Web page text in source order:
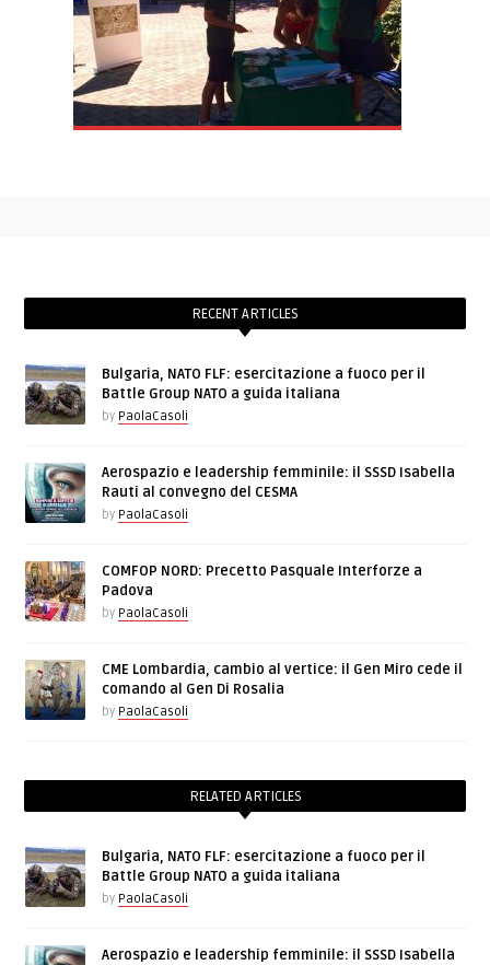
RECENT ARTICLES
Bulgaria, NATO FLF: esercitazione a fuoco per il
Battle Group NATO a guida italiana
by PaolaCasoli
Aerospazio e leadership femminile: il SSSD Isabella
Rauti al convegno del CESMA
by PaolaCasoli
COMFOP NORD: Precetto Pasquale Interforze a
Padova
by PaolaCasoli
CME Lombardia, cambio al vertice: il Gen Miro cede il
comando al Gen Di Rosalia
by PaolaCasoli
RELATED ARTICLES
Bulgaria, NATO FLF: esercitazione a fuoco per il
Battle Group NATO a guida italiana
by PaolaCasoli
Aerospazio e leadership femminile: il SSSD Isabella